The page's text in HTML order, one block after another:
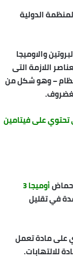
الدولية
والاوميجا
اللازمة التى
– وهو شكل من
تحتوي على فيتامين
أوميجا 3
في تقليل
على مادة تعمل
للالتهابات.